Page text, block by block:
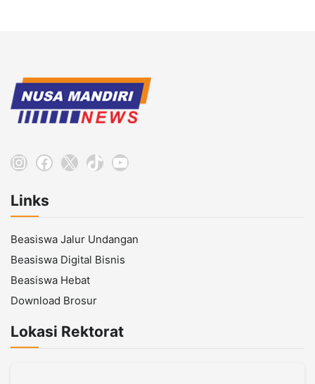
Instagram
Facebook
X TikTokYouTube
Links
Beasiswa Jalur Undangan
Beasiswa Digital Bisnis
Beasiswa Hebat
Download Brosur
Lokasi Rektorat